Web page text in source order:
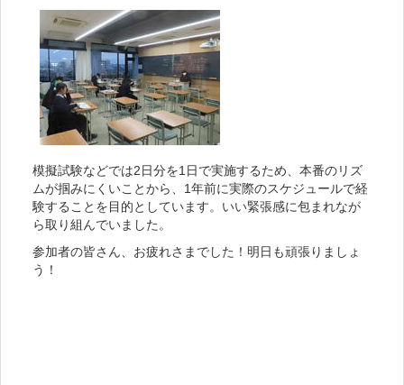
模擬試験などでは2日分を1日で実施するため、本番のリズ
ムが掴みにくいことから、1年前に実際のスケジュールで経
験することを目的としています。いい緊張感に包まれなが
ら取り組んでいました。
参加者の皆さん、お疲れさまでした！明日も頑張りましょ
う！